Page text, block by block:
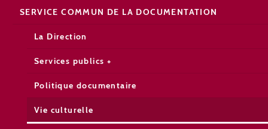
SERVICE COMMUN DE LA DOCUMENTATION
La Direction
Services publics +
Politique documentaire
Vie culturelle